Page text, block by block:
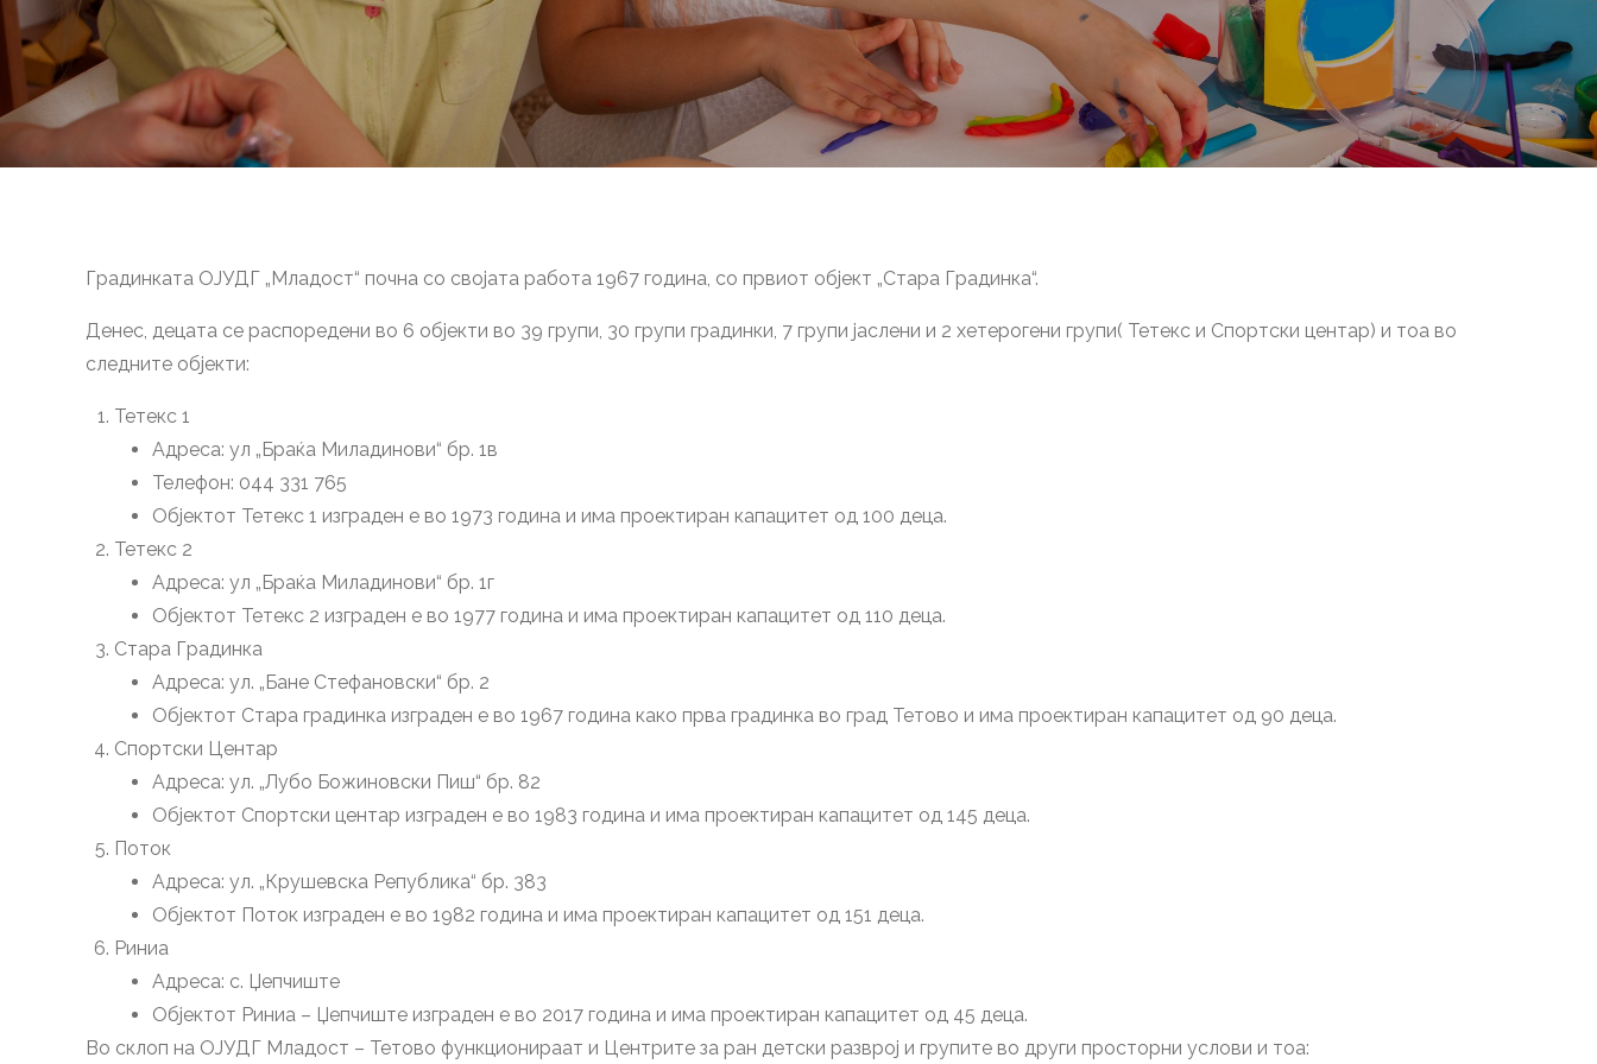
Градинката ОЈУДГ „Младост“ почна со својата работа 1967 година, со првиот објект „Стара Градинка“.
Денес, децата се распоредени во 6 објекти во 39 групи, 30 групи градинки, 7 групи јаслени и 2 хетерогени групи( Тетекс и Спортски центар) и тоа во
следните објекти:
Тетекс 1
Адреса: ул „Браќа Миладинови“ бр. 1в
Телефон: 044 331 765
Објектот Тетекс 1 изграден е во 1973 година и има проектиран капацитет од 100 деца.
Тетекс 2
Адреса: ул „Браќа Миладинови“ бр. 1г
Објектот Тетекс 2 изграден е во 1977 година и има проектиран капацитет од 110 деца.
Стара Градинка
Адреса: ул. „Бане Стефановски“ бр. 2
Објектот Стара градинка изграден е во 1967 година како прва градинка во град Тетово и има проектиран капацитет од 90 деца.
Спортски Центар
Адреса: ул. „Лубо Божиновски Пиш“ бр. 82
Објектот Спортски центар изграден е во 1983 година и има проектиран капацитет од 145 деца.
Поток
Адреса: ул. „Крушевска Република“ бр. 383
Објектот Поток изграден е во 1982 година и има проектиран капацитет од 151 деца.
Риниа
Адреса: с. Џепчиште
Објектот Риниа – Џепчиште изграден е во 2017 година и има проектиран капацитет од 45 деца.
Во склоп на ОЈУДГ Младост – Тетово функционираат и Центрите за ран детски разврој и групите во други просторни услови и тоа: